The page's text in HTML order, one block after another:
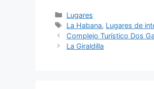
Categories
Lugares
Tags
La Habana, Lugares de
Complejo Turístico Dos
La Giraldilla